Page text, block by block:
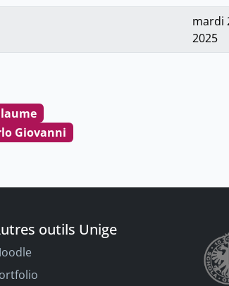
mardi
2025
Giovanni
outils Unige